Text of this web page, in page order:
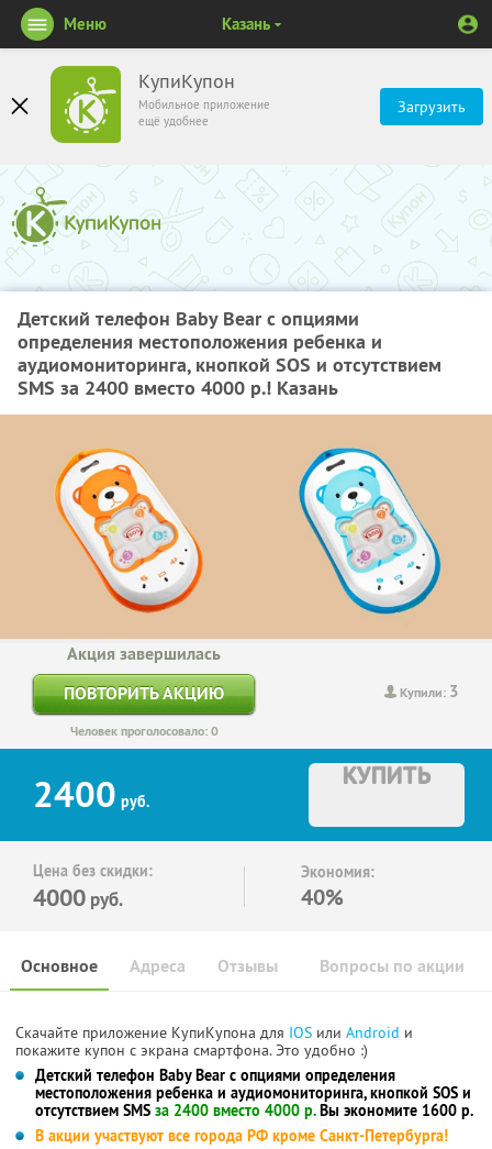
КупиКупон
Мобильное приложение
ещё удобнее
Загрузить
Меню Казань
Детский телефон Baby Bear с опциями
определения местоположения ребенка и
аудиомониторинга, кнопкой SOS и отсутствием
SMS за 2400 вместо 4000 р.! Казань
Купили: 3
Акция завершилась
ПОВТОРИТЬ АКЦИЮ
Человек проголосовало: 0
2400 руб.
КУПИТЬ
Цена без скидки:
4000 руб.
Экономия:
40%
Основное Отзывы Вопросы по акции
Адреса
Скачайте приложение КупиКупона для IOS или Android и
покажите купон с экрана смартфона. Это удобно :)
Детский телефон Baby Bear с опциями определения
местоположения ребенка и аудиомониторинга, кнопкой SOS и
отсутствием SMS за 2400 вместо 4000 р.Вы экономите 1600 р.
В акции участвуют все города РФ кроме Санкт-Петербурга!